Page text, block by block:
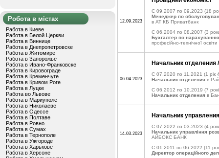
Робота в містах
Работа в Киеве
Работа в Белой Церкви
Работа в Виннице
Работа в Днепропетровске
Работа в Житомире
Работа в Запорожье
Работа в Ивано-Франковске
Работа в Кировограде
Работа в Кременчуге
Работа в Кривом Роге
Работа в Луцке
Работа во Львове
Работа в Мариуполе
Работа в Николаеве
Работа в Одессе
Работа в Полтаве
Работа в Ровно
Работа в Сумах
Работа в Тернополе
Работа в Ужгороде
Работа в Харькове
Работа в Херсоне
12.09.2023
C 09.2007 по 09.2023 (18
Менеджер по
в АТ КБ Приватбанк
C 06.2004 по 08.2007 (3
Бухгалтер по
професійно-технічної освіти
06.04.2023
Начальник отделения
C 07.2020 по 11.2021 (1 рік
Начальник отделения в
C 06.2012 по 10.2019 (7
Начальник отделения в
14.03.2023
Начальник управления
C 07.2022 по 03.2023 (4
Начальник управління
АЙБОКС БАНК
C 01.2011 по 06.2022 (11
Директор операційного